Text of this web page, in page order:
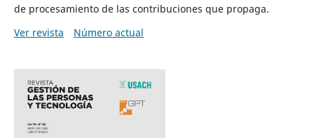
de procesamiento de las contribuciones que propaga.
Ver revista
Número actual